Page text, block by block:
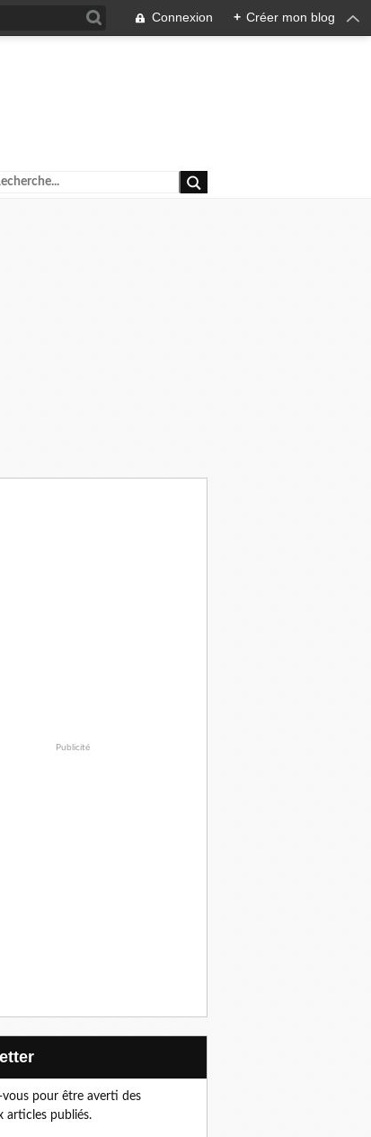
Connexion + Créer mon blog
Publicité
vous pour être averti des
articles publiés.